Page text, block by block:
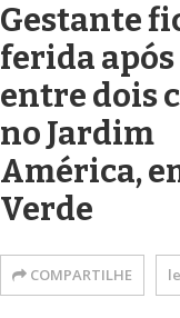
Gestante
ferida
entre dois
no Jardim
América,
Verde
COMPARTILHE